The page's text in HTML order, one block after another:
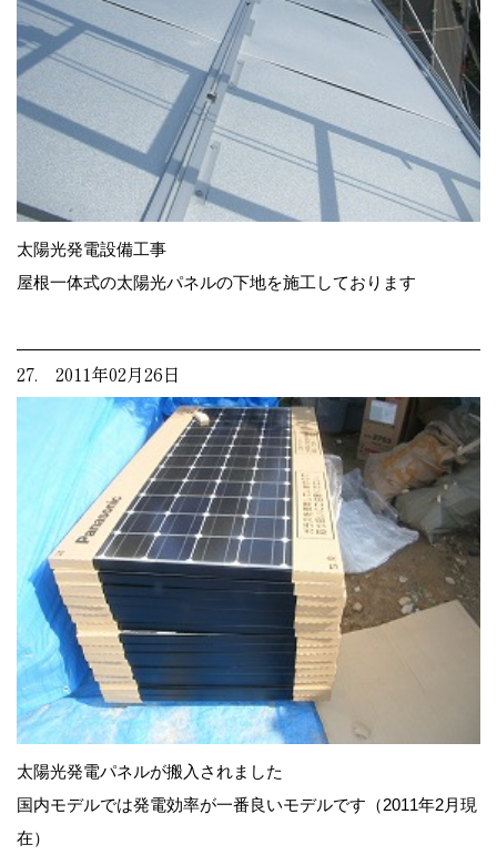
太陽光発電設備工事
屋根一体式の太陽光パネルの下地を施工しております
27. 2011年02月26日
太陽光発電パネルが搬入されました
国内モデルでは発電効率が一番良いモデルです（2011年2月現
在）